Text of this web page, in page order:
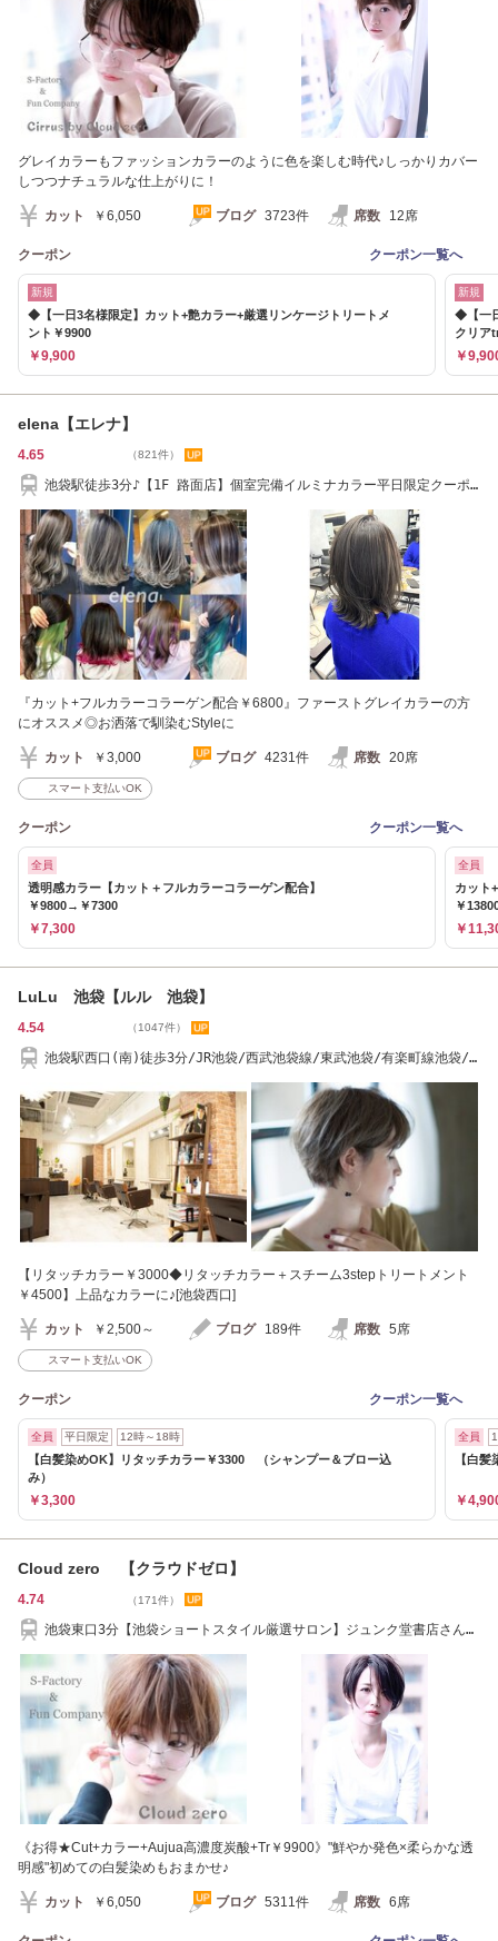
グレイカラーもファッションカラーのように色を楽しむ時代♪しっかりカバー
しつつナチュラルな仕上がりに！
カット ￥6,050 ブログ 3723件 席数 12席
クーポン クーポン一覧へ
新規
◆【一日3名様限定】カット+艶カラー+厳選リンケージトリートメ
ント￥9900
￥9,900
新規
◆【一
クリア
￥
elena【エレナ】
4.65 （821件）
池袋駅徒歩3分♪【1F 路面店】個室完備イルミナカラー平日限定クーポ
『カット+フルカラーコラーゲン配合￥6800』ファーストグレイカラーの方
にオススメ◎お洒落で馴染むStyleに
カット ￥3,000 ブログ 4231件 席数 20席
スマート支払いOK
クーポン クーポン一覧へ
全員
透明感カラー【カット＋フルカラーコラーゲン配合】
￥9800→￥7300
￥7,300
全員
カット
￥
￥
LuLu 池袋【ルル 池袋】
4.54 （1047件）
池袋駅西口(南)徒歩3分/JR池袋/西武池袋線/東武池袋/有楽町線池袋/
【リタッチカラー￥3000◆リタッチカラー＋スチーム3stepトリートメント
￥4500】上品なカラーに♪[池袋西口]
カット ￥2,500～ ブログ 189件 席数 5席
スマート支払いOK
クーポン クーポン一覧へ
全員 平日限定 12時～18時
【白髪染めOK】リタッチカラー￥3300 （シャンプー＆ブロー込
み）
￥3,300
全員
【白
￥
Cloud zero 【クラウドゼロ】
4.74 （171件）
池袋東口3分【池袋ショートスタイル厳選サロン】ジュンク堂書店さんの
《お得★Cut+カラー+Aujua高濃度炭酸+Tr￥9900》"鮮やか発色×柔らかな透
明感"初めての白髪染めもおまかせ♪
カット ￥6,050 ブログ 5311件 席数 6席